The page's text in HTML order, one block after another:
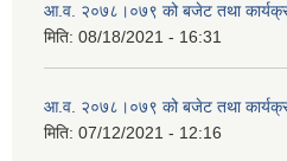
आ.व. २०७८।०७९ को बजेट तथा
मिति: 08/18/2021 - 16:31
आ.व. २०७८।०७९ को बजेट तथा
मिति: 07/12/2021 - 12:16